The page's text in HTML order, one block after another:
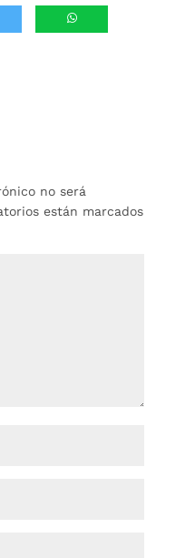
no será
están marcados